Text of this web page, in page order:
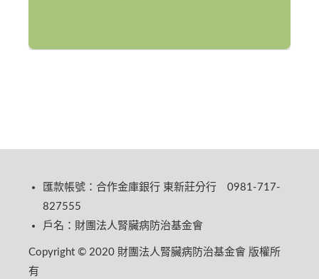
匯款帳號：合作金庫銀行 東新莊分行 0981-717-
827555
戶名：財團法人腎臟病防治基金會
Copyright © 2020 財團法人腎臟病防治基金會 版權所
有